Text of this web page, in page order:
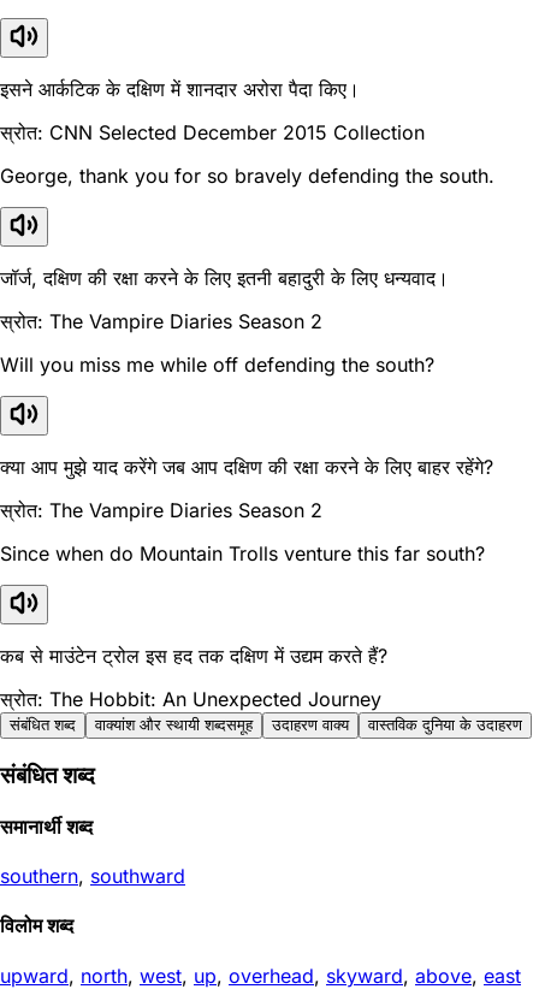
इसने आर्कटिक के दक्षिण में शानदार अरोरा पैदा किए।
स्रोत: CNN Selected December 2015 Collection
George, thank you for so bravely defending the south.
जॉर्ज, दक्षिण की रक्षा करने के लिए इतनी बहादुरी के लिए धन्यवाद।
स्रोत: The Vampire Diaries Season 2
Will you miss me while off defending the south?
क्या आप मुझे याद करेंगे जब आप दक्षिण की रक्षा करने के लिए बाहर रहेंगे?
स्रोत: The Vampire Diaries Season 2
Since when do Mountain Trolls venture this far south?
कब से माउंटेन ट्रोल इस हद तक दक्षिण में उद्यम करते हैं?
स्रोत: The Hobbit: An Unexpected Journey
संबंधित शब्द वाक्यांश और स्थायी शब्दसमूह उदाहरण वाक्य वास्तविक दुनिया के उदाहरण
संबंधित शब्द
समानार्थी शब्द
southern, southward
विलोम शब्द
upward, north, west, up, overhead, skyward, above, east